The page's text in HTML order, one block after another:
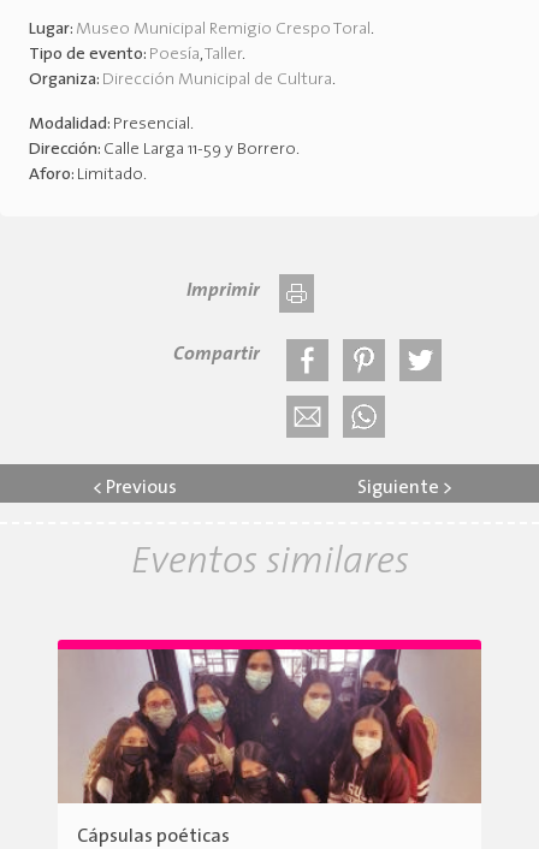
Lugar: Museo Municipal Remigio Crespo Toral.
Tipo de evento: Poesía,Taller.
Organiza: Dirección Municipal de Cultura.
Modalidad: Presencial.
Dirección: Calle Larga 11-59 y Borrero.
Aforo: Limitado.
Imprimir
Compartir
< Previous Siguiente >
Eventos similares
Cápsulas poéticas